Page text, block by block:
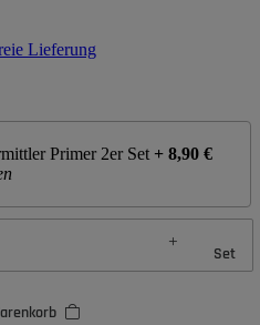
Lieferung
Primer 2er Set + 8,90 €
Set